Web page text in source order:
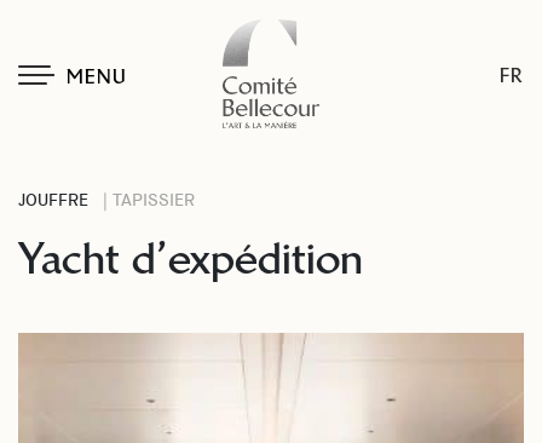
MENU FR
JOUFFRE | TAPISSIER
Yacht d’expédition